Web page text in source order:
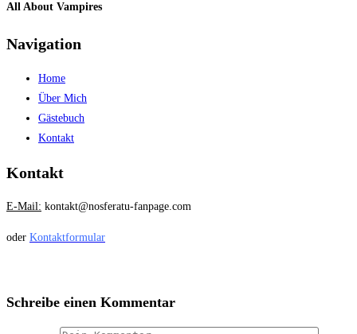
All About Vampires
Navigation
Home
Über Mich
Gästebuch
Kontakt
Kontakt
E-Mail: kontakt@nosferatu-fanpage.com
oder Kontaktformular
Schreibe einen Kommentar